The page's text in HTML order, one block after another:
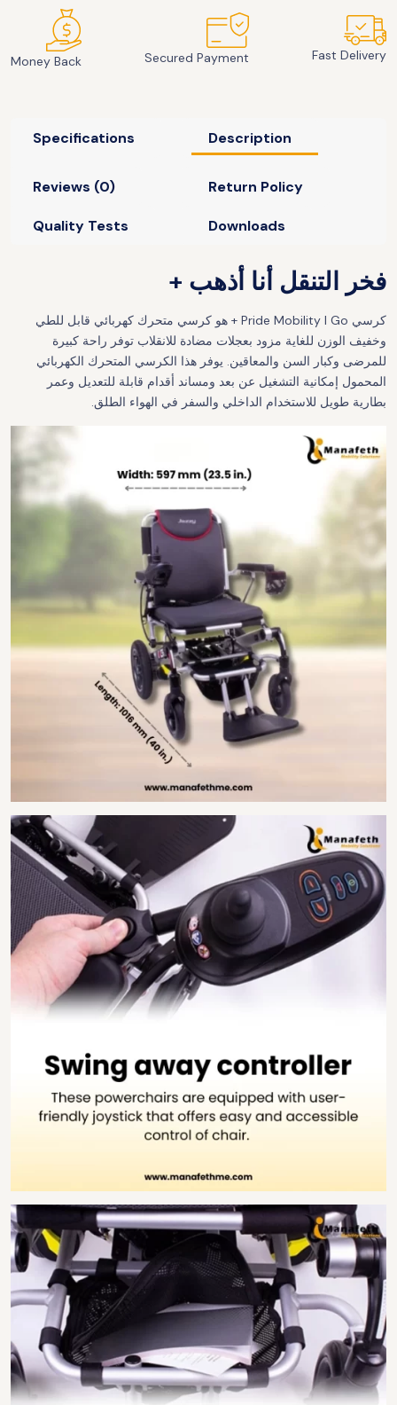
Fast Delivery
Secured Payment
Money Back
Description
Specifications
Return Policy
Reviews (0)
Downloads
Quality Tests
فخر التنقل أنا أذهب +
كرسي Pride Mobility I Go + هو كرسي متحرك كهربائي قابل للطي
وخفيف الوزن للغاية مزود بعجلات مضادة للانقلاب توفر راحة كبيرة
للمرضى وكبار السن والمعاقين. يوفر هذا الكرسي المتحرك الكهربائي
المحمول إمكانية التشغيل عن بعد ومساند أقدام قابلة للتعديل وعمر
بطارية طويل للاستخدام الداخلي والسفر في الهواء الطلق.